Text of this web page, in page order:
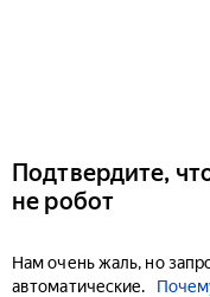
Подтвердите,
не робот
Нам очень жаль, но
автоматические.